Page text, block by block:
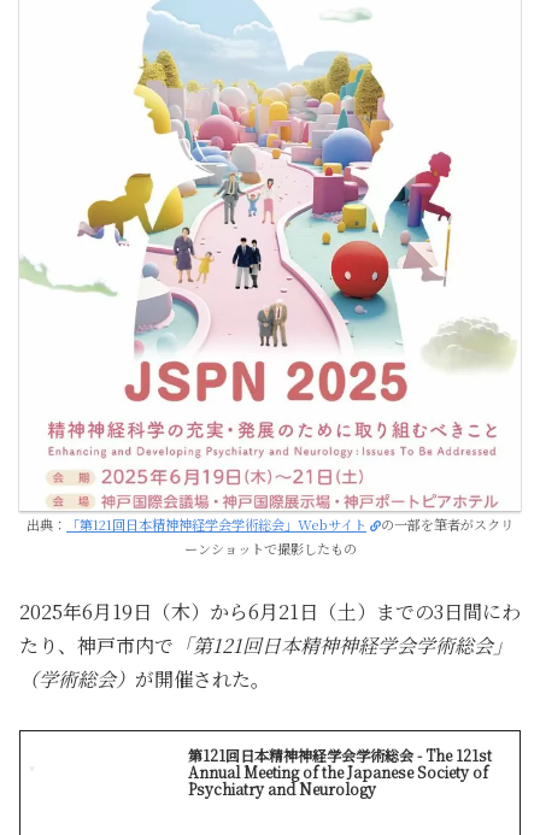
出典： 「第121回日本精神神経学会学術総会」Webサイト
の一部を筆者がスクリ
ーンショットで撮影したもの
2025年6月19日（木）から6月21日（土）までの3日間にわ
たり、神戸市内で 「第121回日本精神神経学会学術総会」
（学術総会） が開催された。
第121回日本精神神経学会学術総会 - The 121st
Annual Meeting of the Japanese Society of
Psychiatry and Neurology